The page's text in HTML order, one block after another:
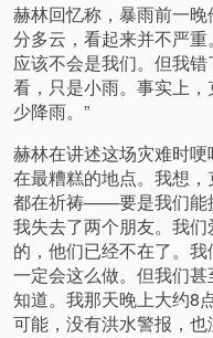
赫林回忆称，暴雨前一
分多云，看起来并不严
应该不会是我们。但我
看，只是小雨。事实上
少降雨。”
赫林在讲述这场灾难时
在最糟糕的地点。我想
都在祈祷——要是我们
我失去了两个朋友。我
的，他们已经不在了。
一定会这么做。但我们
知道。我那天晚上大约8
可能，没有洪水警报，